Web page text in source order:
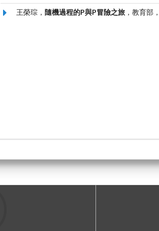
王榮琮， 隨機過程的P與P冒險之旅 ，教育部